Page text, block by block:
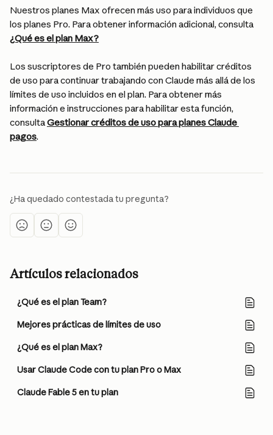
Nuestros planes Max ofrecen más uso para individuos que
los planes Pro. Para obtener información adicional, consulta
¿Qué es el plan Max?
Los suscriptores de Pro también pueden habilitar créditos
de uso para continuar trabajando con Claude más allá de los
límites de uso incluidos en el plan. Para obtener más
información e instrucciones para habilitar esta función,
consulta Gestionar créditos de uso para planes Claude
pagos.
¿Ha quedado contestada tu pregunta?
Artículos relacionados
¿Qué es el plan Team?
Mejores prácticas de límites de uso
¿Qué es el plan Max?
Usar Claude Code con tu plan Pro o Max
Claude Fable 5 en tu plan